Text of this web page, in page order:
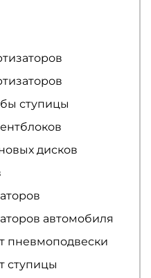
ступицы
дисков
автомобиля
пневмоподвески
ступицы